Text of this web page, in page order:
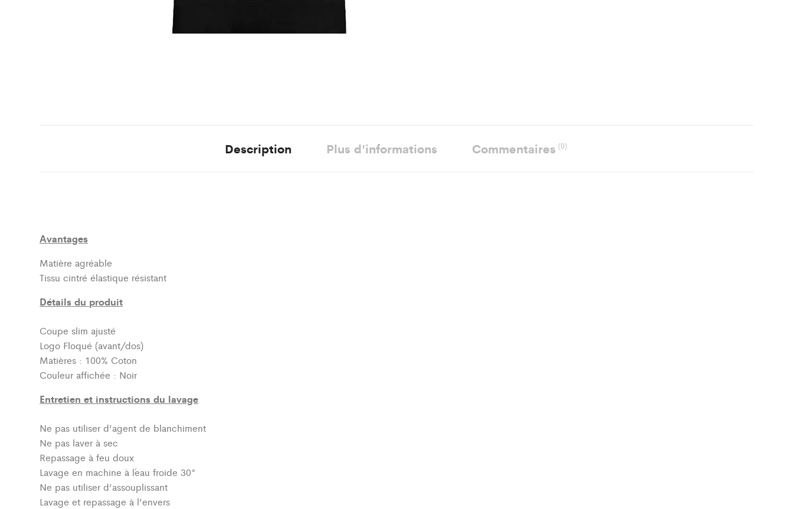
Description Plus d'informations Commentaires(0)
Avantages
Matière agréable
Tissu cintré élastique résistant
Détails du produit
Coupe slim ajusté
Logo Floqué (avant/dos)
Matières : 100% Coton
Couleur affichée : Noir
Entretien et instructions du lavage
Ne pas utiliser d’agent de blanchiment
Ne pas laver à sec
Repassage à feu doux
Lavage en machine à l´eau froide 30°
Ne pas utiliser d’assouplissant
Lavage et repassage à l’envers